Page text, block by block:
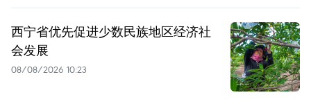
西宁省优先促进少数民族地区经济社
会发展
08/08/2026 10:23